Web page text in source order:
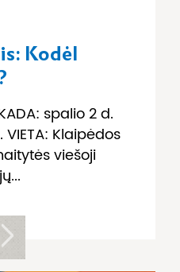
Kodėl
spalio 2 d.
Klaipėdos
viešoji